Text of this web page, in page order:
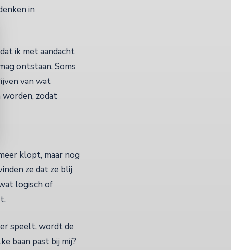
in
ik met aandacht
ontstaan. Soms
van wat
zodat
klopt, maar nog
ze dat ze blij
logisch of
speelt, wordt de
baan past bij mij?